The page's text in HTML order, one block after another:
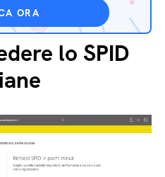
ORA
lo SPID